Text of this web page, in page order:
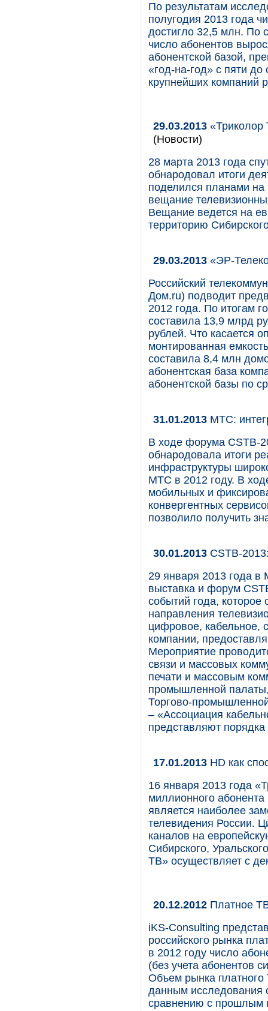
По результатам
полугодия 2013 года
достигло 32,5 млн. По
число абонентов
абонентской базой,
«год-на-год» с пяти
крупнейших компаний
29.03.2013 «Триколор
(Новости)
28 марта 2013 года
обнародовал итоги
поделился планами
вещание
Вещание ведется на
территорию
29.03.2013 «ЭР-
Российский
Дом.ru) подводит
2012 года. По итогам
составила 13,9 млрд
рублей. Что касается
монтированная
составила 8,4 млн
абонентская база
абонентской базы по
31.01.2013 МТС:
В ходе форума CSTB-
обнародовала итоги
инфраструктуры
МТС в 2012 году. В
мобильных и
конвергентных
позволило получить
30.01.2013 CSTB-
29 января 2013 года в
выставка и форум
событий года,
направления
цифровое, кабельное,
компании,
Мероприятие
связи и массовых
печати и массовым
промышленной
Торгово-
– «Ассоциация
представляют
17.01.2013 HD как
16 января 2013 года
миллионного
является наиболее
телевидения России.
каналов на
Сибирского,
ТВ» осуществляет с
20.12.2012 Платное
iKS-Consulting
российского рынка
в 2012 году число
(без учета абонентов
Объем рынка платного
данным исследования
сравнению с прошлым